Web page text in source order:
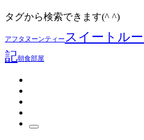
タグから検索できます(^ ^)
アフタヌーンティースイートル
記朝食部屋